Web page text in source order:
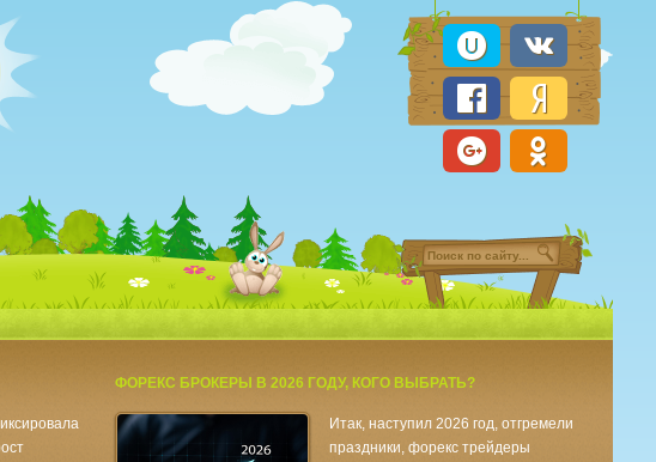
ФОРЕКС БРОКЕРЫ В 2026 ГОДУ, КОГО ВЫБРАТЬ?
Итак, наступил 2026 год, отгремели
праздники, форекс трейдеры